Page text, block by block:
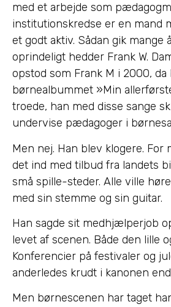
med et arbejde som
institutionskredse er en mand
et godt aktiv. Sådan gik mange
oprindeligt hedder Frank W.
opstod som Frank M i 2000, da
børnealbummet »Min
troede, han med disse sange
undervise pædagoger i
Men nej. Han blev klogere.
det ind med tilbud fra landets
små spille-steder. Alle ville
med sin stemme og sin guitar.
Han sagde sit medhjælperjob
levet af scenen. Både den lille
Konferencier på festivaler og
anderledes krudt i kanonen
Men børnescenen har taget